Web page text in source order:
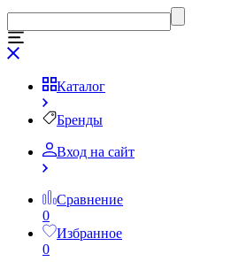
Каталог
Бренды
Вход на сайт
Сравнение
0
Избранное
0